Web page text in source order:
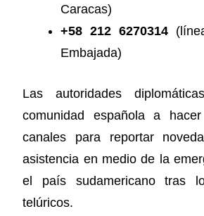
Caracas)
+58 212 6270314
Embajada)
Las autoridades
comunidad española a
canales para reportar
asistencia en medio de la
el país sudamericano tras
telúricos.